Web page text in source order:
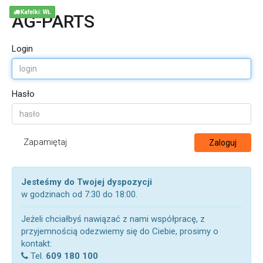
AG-PARTS
Login
Hasło
Zapamiętaj Zaloguj
Jesteśmy do Twojej dyspozycji
w godzinach od 7:30 do 18:00.
Jeżeli chciałbyś nawiązać z nami współpracę, z
przyjemnością odezwiemy się do Ciebie, prosimy o
kontakt:
Tel. 609 180 100
Kafelki: WŁ